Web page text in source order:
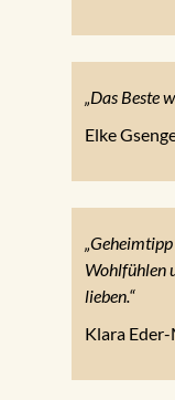
„Das Beste
Elke
Wohlfühlen
lieben.“
Klara